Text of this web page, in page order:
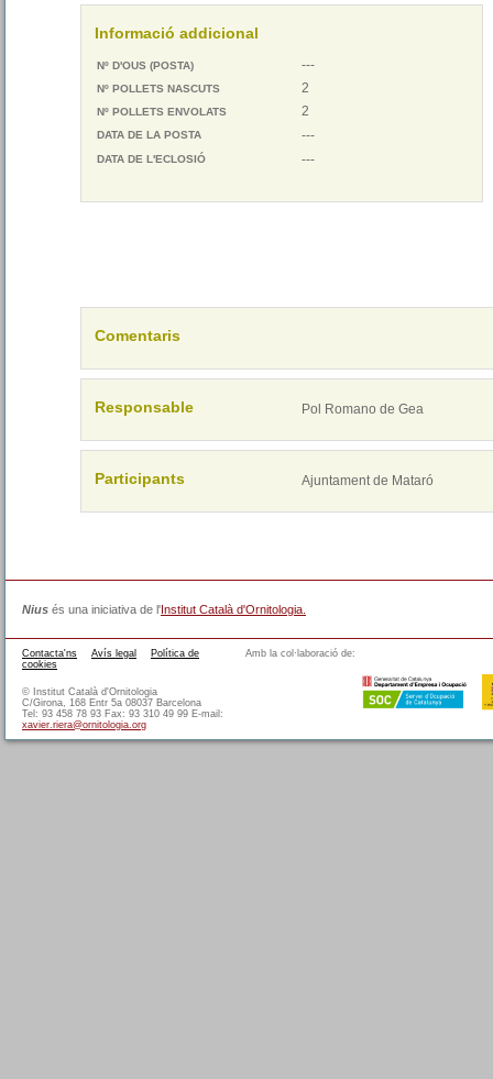
Informació addicional
Nº D'OUS (POSTA) ---
Nº POLLETS NASCUTS 2
Nº POLLETS ENVOLATS 2
DATA DE LA POSTA ---
DATA DE L'ECLOSIÓ ---
Comentaris
Responsable Pol Romano de Gea
Participants Ajuntament de Mataró
Nius és una iniciativa de l'Institut Català d'Ornitologia.
Amb la col·laboració de:
Contacta'ns Avís legal
Política de
cookies
© Institut Català d'Ornitologia
C/Girona, 168 Entr 5a 08037 Barcelona
Tel: 93 458 78 93 Fax: 93 310 49 99 E-mail:
xavier.riera@ornitologia.org